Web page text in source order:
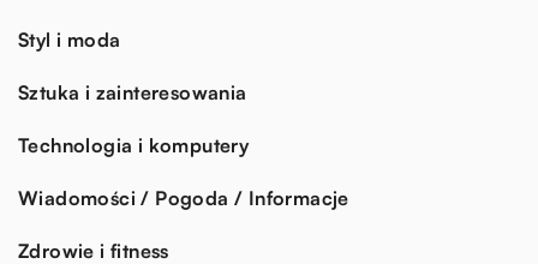
Styl i moda
Sztuka i zainteresowania
Technologia i komputery
Wiadomości / Pogoda / Informacje
Zdrowie i fitness